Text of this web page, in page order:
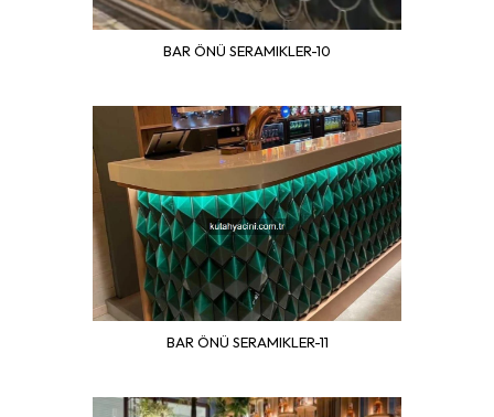
BAR ÖNÜ SERAMIKLER-10
BAR ÖNÜ SERAMIKLER-11